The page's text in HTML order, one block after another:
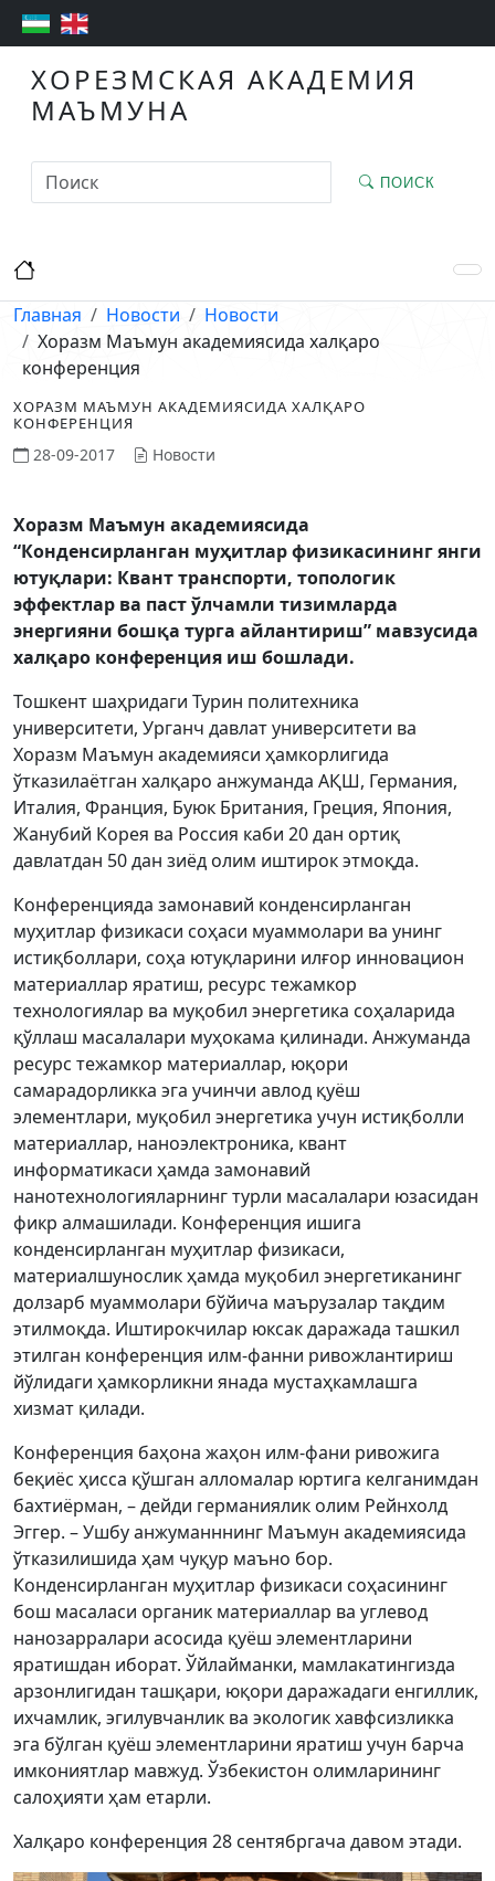
ХОРЕЗМСКАЯ АКАДЕМИЯ
МАЪМУНА
ПОИСК
Главная Новости
Новости
Хоразм Маъмун академиясида халқаро
конференция
ХОРАЗМ МАЪМУН АКАДЕМИЯСИДА ХАЛҚАРО
КОНФЕРЕНЦИЯ
28-09-2017 Новости
Хоразм Маъмун академиясида
“Конденсирланган муҳитлар физикасининг янги
ютуқлари: Квант транспорти, топологик
эффектлар ва паст ўлчамли тизимларда
энергияни бошқа турга айлантириш” мавзусида
халқаро конференция иш бошлади.
Тошкент шаҳридаги Турин политехника
университети, Урганч давлат университети ва
Хоразм Маъмун академияси ҳамкорлигида
ўтказилаётган халқаро анжуманда АҚШ, Германия,
Италия, Франция, Буюк Британия, Греция, Япония,
Жанубий Корея ва Россия каби 20 дан ортиқ
давлатдан 50 дан зиёд олим иштирок этмоқда.
Конференцияда замонавий конденсирланган
муҳитлар физикаси соҳаси муаммолари ва унинг
истиқболлари, соҳа ютуқларини илғор инновацион
материаллар яратиш, ресурс тежамкор
технологиялар ва муқобил энергетика соҳаларида
қўллаш масалалари муҳокама қилинади. Анжуманда
ресурс тежамкор материаллар, юқори
самарадорликка эга учинчи авлод қуёш
элементлари, муқобил энергетика учун истиқболли
материаллар, наноэлектроника, квант
информатикаси ҳамда замонавий
нанотехнологияларнинг турли масалалари юзасидан
фикр алмашилади. Конференция ишига
конденсирланган муҳитлар физикаси,
материалшунослик ҳамда муқобил энергетиканинг
долзарб муаммолари бўйича маърузалар тақдим
этилмоқда. Иштирокчилар юксак даражада ташкил
этилган конференция илм-фанни ривожлантириш
йўлидаги ҳамкорликни янада мустаҳкамлашга
хизмат қилади.
Конференция баҳона жаҳон илм-фани ривожига
беқиёс ҳисса қўшган алломалар юртига келганимдан
бахтиёрман, – дейди германиялик олим Рейнхолд
Эггер. – Ушбу анжуманннинг Маъмун академиясида
ўтказилишида ҳам чуқур маъно бор.
Конденсирланган муҳитлар физикаси соҳасининг
бош масаласи органик материаллар ва углевод
нанозарралари асосида қуёш элементларини
яратишдан иборат. Ўйлайманки, мамлакатингизда
арзонлигидан ташқари, юқори даражадаги енгиллик,
ихчамлик, эгилувчанлик ва экологик хавфсизликка
эга бўлган қуёш элементларини яратиш учун барча
имкониятлар мавжуд. Ўзбекистон олимларининг
салоҳияти ҳам етарли.
Халқаро конференция 28 сентябргача давом этади.